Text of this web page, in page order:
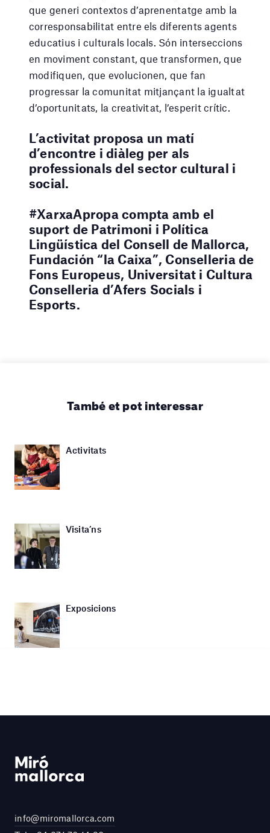
que generi contextos d’aprenentatge amb la
corresponsabilitat entre els diferents agents
educatius i culturals locals. Són interseccions
en moviment constant, que transformen, que
modifiquen, que evolucionen, que fan
progressar la comunitat mitjançant la igualtat
d’oportunitats, la creativitat, l’esperit crític.
L’activitat proposa un matí
d’encontre i diàleg per als
professionals del sector cultural i
social.
#XarxaApropa compta amb el
suport de Patrimoni i Política
Lingüística del Consell de Mallorca,
Fundación “la Caixa”, Conselleria de
Fons Europeus, Universitat i Cultura
Conselleria d’Afers Socials i
Esports.
També et pot interessar
Activitats
Visita’ns
Exposicions
info@miromallorca.com